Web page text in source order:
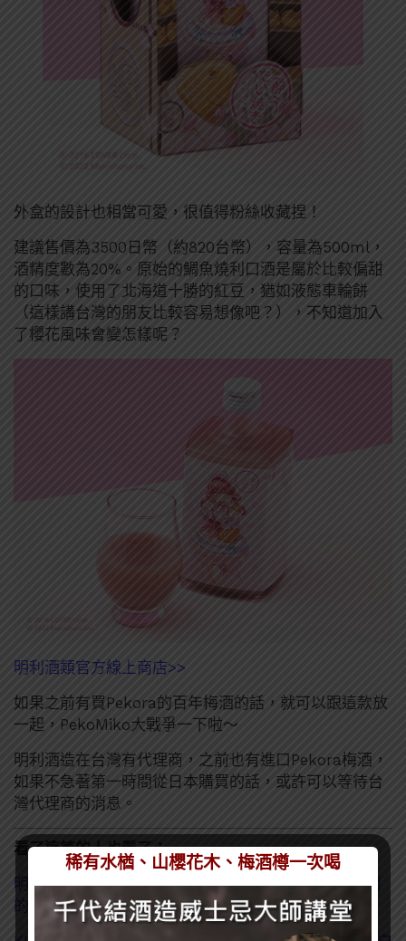
外盒的設計也相當可愛，很值得粉絲收藏捏！
建議售價為3500日幣（約820台幣），容量為500ml，
酒精度數為20%。原始的鯛魚燒利口酒是屬於比較偏甜
的口味，使用了北海道十勝的紅豆，猶如液態車輪餅
（這樣講台灣的朋友比較容易想像吧？），不知道加入
了櫻花風味會變怎樣呢？
明利酒類官方線上商店>>
如果之前有買Pekora的百年梅酒的話，就可以跟這款放
一起，PekoMiko大戰爭一下啦～
明利酒造在台灣有代理商，之前也有進口Pekora梅酒，
如果不急著第一時間從日本購買的話，或許可以等待台
灣代理商的消息。
看了這篇的人也看了：
明利酒類 X Vtuber白銀諾艾爾 推出聯名琴酒「諾艾爾
的藥水」
稀有水楢、山櫻花木、梅酒樽一次喝